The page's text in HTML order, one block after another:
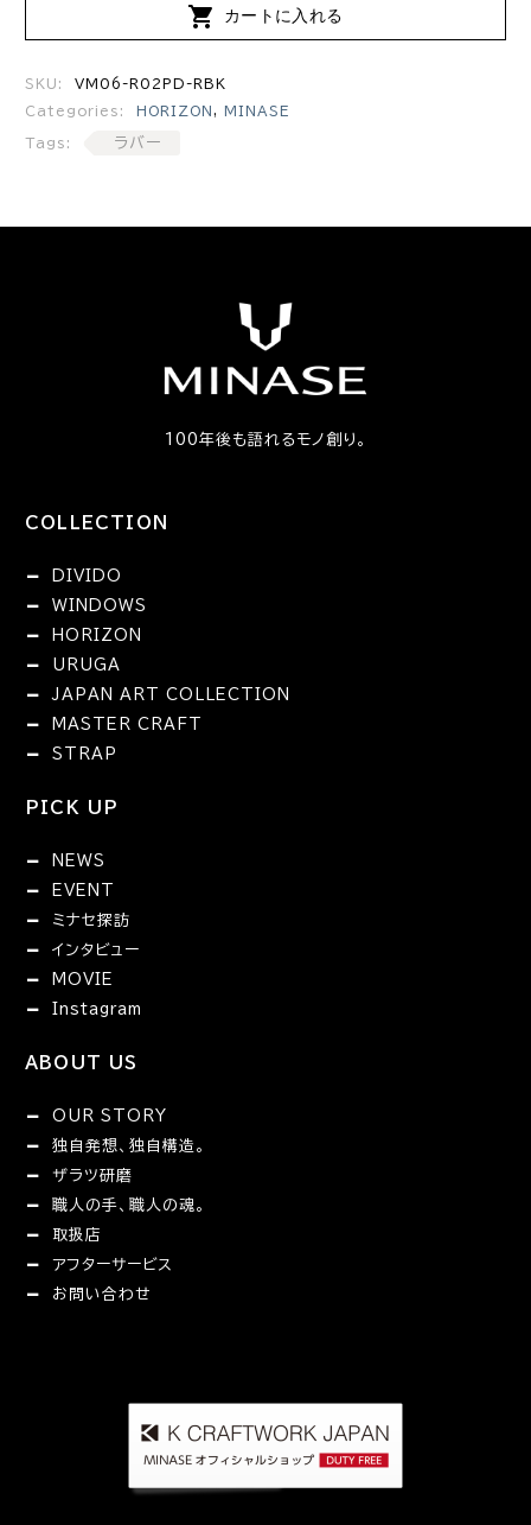
 カートに入れる
SKU: VM06-R02PD-RBK
Categories: HORIZON , MINASE
Tags: ラバー
100年後も語れるモノ創り。
COLLECTION
DIVIDO
WINDOWS
HORIZON
URUGA
JAPAN ART COLLECTION
MASTER CRAFT
STRAP
PICK UP
NEWS
EVENT
ミナセ探訪
インタビュー
MOVIE
Instagram
ABOUT US
OUR STORY
独自発想、独自構造。
ザラツ研磨
職人の手、職人の魂。
取扱店
アフターサービス
お問い合わせ